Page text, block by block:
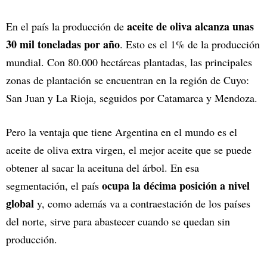
En el país la producción de aceite de oliva alcanza unas
30 mil toneladas por año. Esto es el 1% de la producción
mundial. Con 80.000 hectáreas plantadas, las principales
zonas de plantación se encuentran en la región de Cuyo:
San Juan y La Rioja, seguidos por Catamarca y Mendoza.
Pero la ventaja que tiene Argentina en el mundo es el
aceite de oliva extra virgen, el mejor aceite que se puede
obtener al sacar la aceituna del árbol. En esa
segmentación, el país ocupa la décima posición a nivel
global y, como además va a contraestación de los países
del norte, sirve para abastecer cuando se quedan sin
producción.